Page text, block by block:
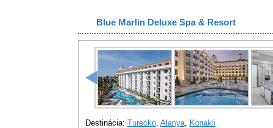
Blue Marlin Deluxe Spa & Resort
Destinácia: Turecko, Alanya, Konakli